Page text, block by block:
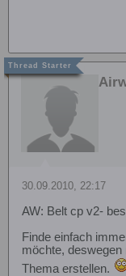
30.09.2010, 22:17
AW: Belt cp v2-
Finde einfach
möchte,
Thema erstellen.